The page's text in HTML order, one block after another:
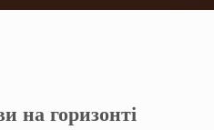
на горизонті